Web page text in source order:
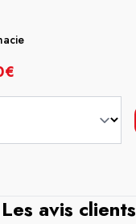
Les avis clients